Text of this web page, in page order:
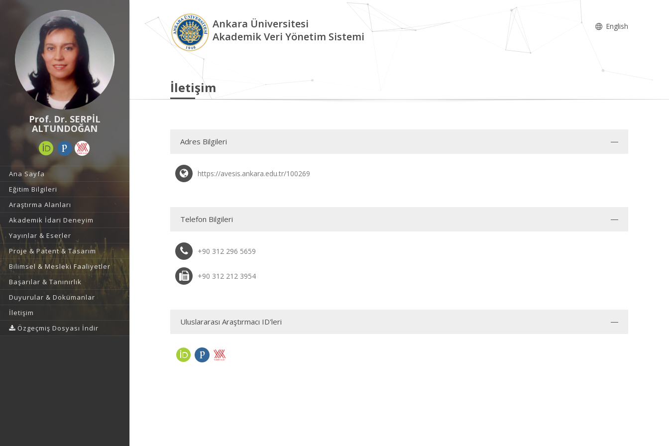
Prof. Dr. SERPİL
ALTUNDOĞAN
Ana Sayfa
Eğitim Bilgileri
Araştırma Alanları
Akademik İdari Deneyim
Yayınlar & Eserler
Proje & Patent & Tasarım
Bilimsel & Mesleki Faaliyetler
Başarılar & Tanınırlık
Duyurular & Dokümanlar
İletişim
Özgeçmiş Dosyası İndir
Ankara Üniversitesi
Akademik Veri Yönetim Sistemi
English
İletişim
Adres Bilgileri
https://avesis.ankara.edu.tr/100269
Telefon Bilgileri
+90 312 296 5659
+90 312 212 3954
Uluslararası Araştırmacı ID'leri